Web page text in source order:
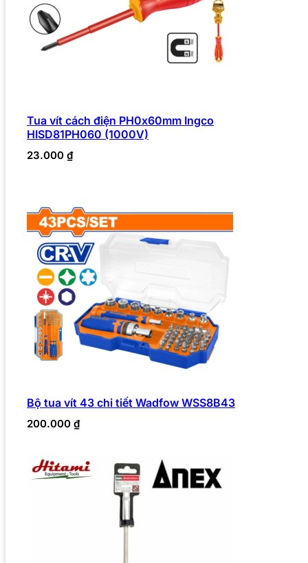
Tua vít cách điện PH0x60mm Ingco
HISD81PH060 (1000V)
23.000 ₫
Bộ tua vít 43 chi tiết Wadfow WSS8B43
200.000 ₫